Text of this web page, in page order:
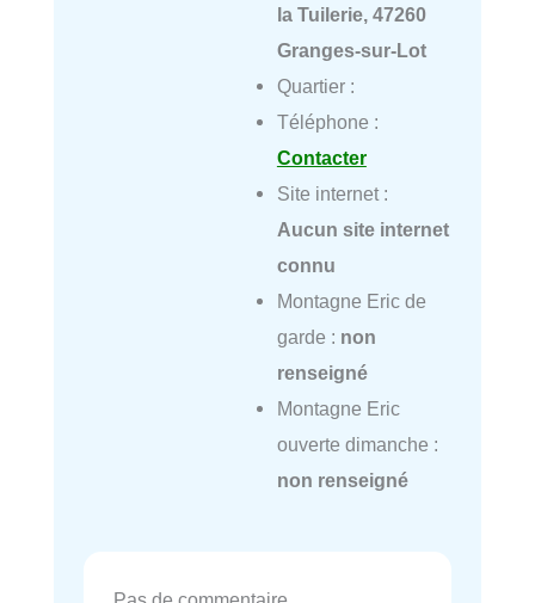
la Tuilerie, 47260
Granges-sur-Lot
Quartier :
Téléphone :
Contacter
Site internet :
Aucun site internet
connu
Montagne Eric de
garde : non
renseigné
Montagne Eric
ouverte dimanche :
non renseigné